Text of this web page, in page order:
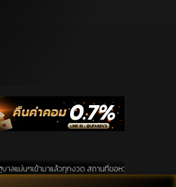
แล้วทุกงวด สถานที่ขอหวยเป็นสถานที่ ที่ได้รับคว